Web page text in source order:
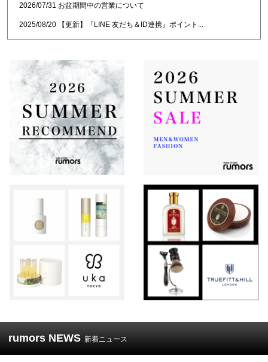
2026/07/31 お盆期間中の営業について
2025/08/20 【更新】『LINE 友だち＆ID連携』ポイント...
rumors NEWS 新着ニュース